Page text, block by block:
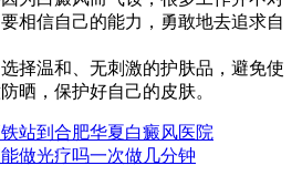
相信自己的能力，勇敢地去追求自
择温和、无刺激的护肤品，避免使
晒，保护好自己的皮肤。
站到合肥华夏白癜风医院
做光疗吗一次做几分钟